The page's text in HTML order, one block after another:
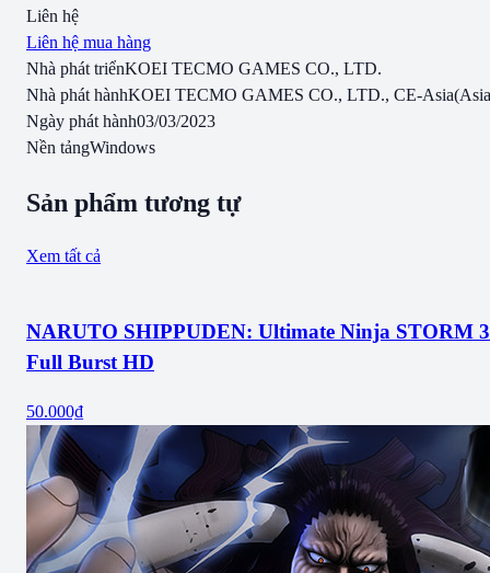
Liên hệ
Liên hệ mua hàng
Nhà phát triểnKOEI TECMO GAMES CO., LTD.
Nhà phát hànhKOEI TECMO GAMES CO., LTD., CE-
Ngày phát hành03/03/2023
Nền tảngWindows
Sản phẩm tương tự
Xem tất cả
NARUTO SHIPPUDEN: Ultimate Ninja STORM 3
Full Burst HD
50.000₫